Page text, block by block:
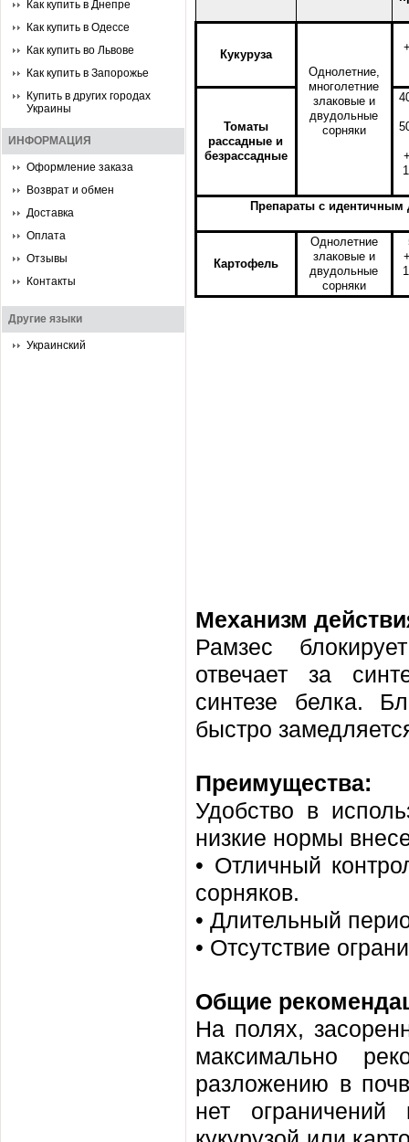
Как купить в Днепре
Как купить в Одессе
Как купить во Львове
Как купить в Запорожье
Купить в других городах
Украины
ИНФОРМАЦИЯ
Оформление заказа
Возврат и обмен
Доставка
Оплата
Отзывы
Контакты
Другие языки
Украинский
Кукуруза
Однолетние,
многолетние
злаковые и
двудольные
сорняки
Томаты
рассадные и
безрассадные
Препараты с идентичным
Картофель
Однолетние
злаковые и
двудольные
сорняки
Механизм
Рамзес
отвечает за
синтезе белка.
быстро
Преимущества:
Удобство в
низкие нормы
• Отличный
сорняков.
• Длительный
• Отсутствие
Общие
На полях,
максимально
разложению в
нет ограничений